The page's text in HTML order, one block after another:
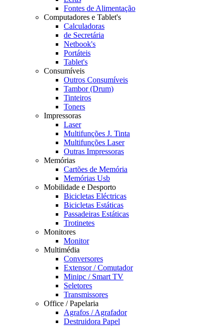
Fontes de Alimentação
Computadores e Tablet's
Calculadoras
de Secretária
Netbook's
Portáteis
Tablet's
Consumíveis
Outros Consumíveis
Tambor (Drum)
Tinteiros
Toners
Impressoras
Laser
Multifunções J. Tinta
Multifunções Laser
Outras Impressoras
Memórias
Cartões de Memória
Memórias Usb
Mobilidade e Desporto
Bicicletas Eléctricas
Bicicletas Estáticas
Passadeiras Estáticas
Trotinetes
Monitores
Monitor
Multimédia
Conversores
Extensor / Comutador
Minipc / Smart TV
Seletores
Transmissores
Office / Papelaria
Agrafos / Agrafador
Destruidora Papel